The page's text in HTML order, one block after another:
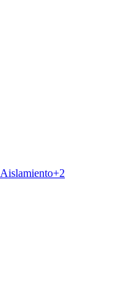
Aislamiento+2